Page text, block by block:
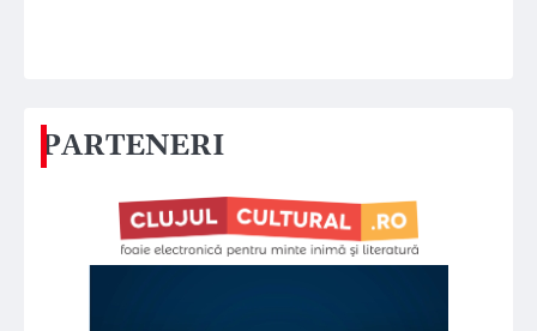
PARTENERI